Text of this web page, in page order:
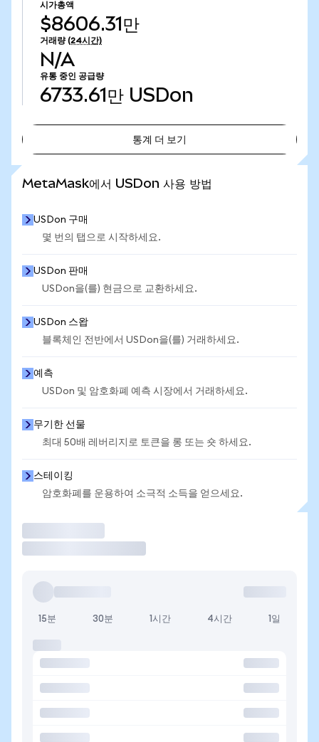
시가총액
$8606.31만
거래량 (24시간)
N/A
유통 중인 공급량
6733.61만 USDon
통계 더 보기
MetaMask에서 USDon 사용 방법
USDon 구매
몇 번의 탭으로 시작하세요.
USDon 판매
USDon을(를) 현금으로 교환하세요.
USDon 스왑
블록체인 전반에서 USDon을(를) 거래하세요.
예측
USDon 및 암호화폐 예측 시장에서 거래하세요.
무기한 선물
최대 50배 레버리지로 토큰을 롱 또는 숏 하세요.
스테이킹
암호화폐를 운용하여 소극적 소득을 얻으세요.
15분 30분 1시간 4시간 1일